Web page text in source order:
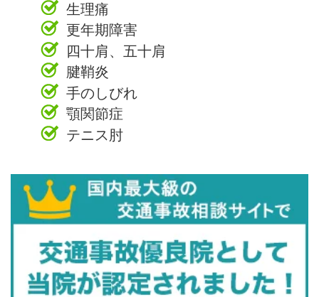
生理痛
更年期障害
四十肩、五十肩
腱鞘炎
手のしびれ
顎関節症
テニス肘